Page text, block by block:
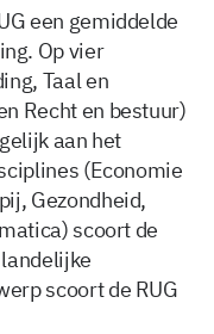
een gemiddelde
Op vier
Taal en
Recht en bestuur)
aan het
(Economie
Gezondheid,
scoort de
scoort de RUG